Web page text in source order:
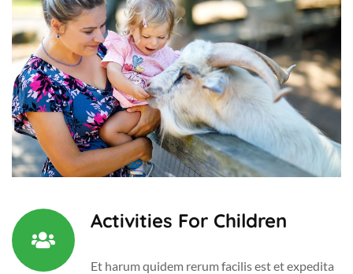
Activities For Children
Et harum quidem rerum facilis est et expedita